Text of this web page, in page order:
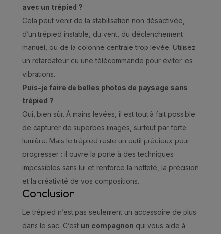
avec un trépied ?
Cela peut venir de la stabilisation non désactivée,
d’un trépied instable, du vent, du déclenchement
manuel, ou de la colonne centrale trop levée. Utilisez
un retardateur ou une télécommande pour éviter les
vibrations.
Puis-je faire de belles photos de paysage sans
trépied ?
Oui, bien sûr. À mains levées, il est tout à fait possible
de capturer de superbes images, surtout par forte
lumière. Mais le trépied reste un outil précieux pour
progresser : il ouvre la porte à des techniques
impossibles sans lui et renforce la netteté, la précision
et la créativité de vos compositions.
Conclusion
Le trépied n’est pas seulement un accessoire de plus
dans le sac. C’est un compagnon qui vous aide à